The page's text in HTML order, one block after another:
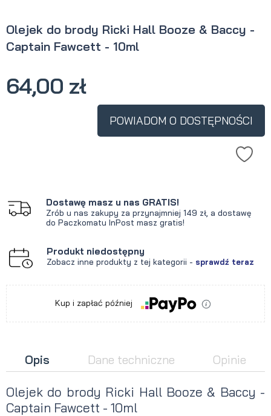
Olejek do brody Ricki Hall Booze & Baccy -
Captain Fawcett - 10ml
64,00 zł
POWIADOM O DOSTĘPNOŚCI
Dostawę masz u nas GRATIS!
Zrób u nas zakupy za przynajmniej 149 zł, a dostawę
do Paczkomatu InPost masz gratis!
Produkt niedostępny
Zobacz inne produkty z tej kategorii - sprawdź teraz
Kup i zapłać później
Opis Dane techniczne Opinie
Olejek do brody Ricki Hall Booze & Baccy -
Captain Fawcett - 10ml